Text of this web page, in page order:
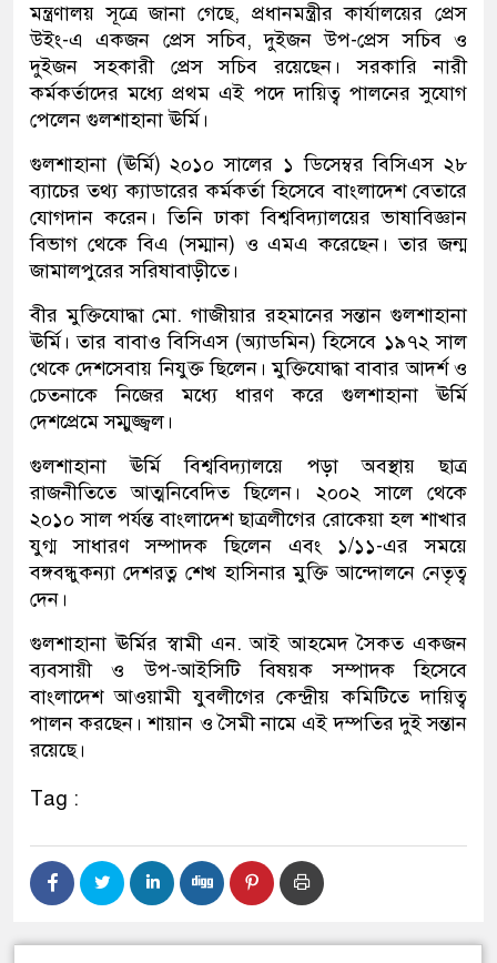
মন্ত্রণালয় সূত্রে জানা গেছে, প্রধানমন্ত্রীর কার্যালয়ের প্রেস
উইং-এ একজন প্রেস সচিব, দুইজন উপ-প্রেস সচিব ও
দুইজন সহকারী প্রেস সচিব রয়েছেন। সরকারি নারী
কর্মকর্তাদের মধ্যে প্রথম এই পদে দায়িত্ব পালনের সুযোগ
পেলেন গুলশাহানা ঊর্মি।
গুলশাহানা (ঊর্মি) ২০১০ সালের ১ ডিসেম্বর বিসিএস ২৮
ব্যাচের তথ্য ক্যাডারের কর্মকর্তা হিসেবে বাংলাদেশ বেতারে
যোগদান করেন। তিনি ঢাকা বিশ্ববিদ্যালয়ের ভাষাবিজ্ঞান
বিভাগ থেকে বিএ (সম্মান) ও এমএ করেছেন। তার জন্ম
জামালপুরের সরিষাবাড়ীতে।
বীর মুক্তিযোদ্ধা মো. গাজীয়ার রহমানের সন্তান গুলশাহানা
ঊর্মি। তার বাবাও বিসিএস (অ্যাডমিন) হিসেবে ১৯৭২ সাল
থেকে দেশসেবায় নিযুক্ত ছিলেন। মুক্তিযোদ্ধা বাবার আদর্শ ও
চেতনাকে নিজের মধ্যে ধারণ করে গুলশাহানা ঊর্মি
দেশপ্রেমে সম্মুজ্জ্বল।
গুলশাহানা ঊর্মি বিশ্ববিদ্যালয়ে পড়া অবস্থায় ছাত্র
রাজনীতিতে আত্মনিবেদিত ছিলেন। ২০০২ সালে থেকে
২০১০ সাল পর্যন্ত বাংলাদেশ ছাত্রলীগের রোকেয়া হল শাখার
যুগ্ম সাধারণ সম্পাদক ছিলেন এবং ১/১১-এর সময়ে
বঙ্গবন্ধুকন্যা দেশরত্ন শেখ হাসিনার মুক্তি আন্দোলনে নেতৃত্ব
দেন।
গুলশাহানা ঊর্মির স্বামী এন. আই আহমেদ সৈকত একজন
ব্যবসায়ী ও উপ-আইসিটি বিষয়ক সম্পাদক হিসেবে
বাংলাদেশ আওয়ামী যুবলীগের কেন্দ্রীয় কমিটিতে দায়িত্ব
পালন করছেন। শায়ান ও সৈমী নামে এই দম্পতির দুই সন্তান
রয়েছে।
Tag :